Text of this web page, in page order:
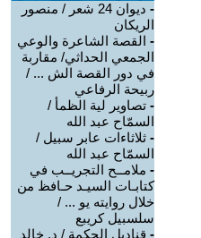
-
ديوان 24 شعر / منصور
الريكان
- القصة الشاعرة والوعي
الجمعي الحداثي/ مقاربة
في دور القصة الش ... /
ربيحة الرفاعي
- تصاوير لية الظمأ /
السمّاح عبد الله
- ثلاثاءات عابر سبيل /
السمّاح عبد الله
- ملامــح التجريــب في
كتابـات السيـد حـافظ من
خلال روايته يو ... /
سلسبيل كريبع
- قناديل الحكمة / د. خالد